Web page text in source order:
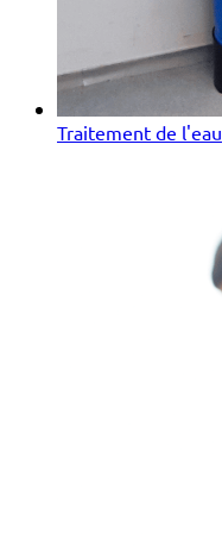
Traitement de l'eau